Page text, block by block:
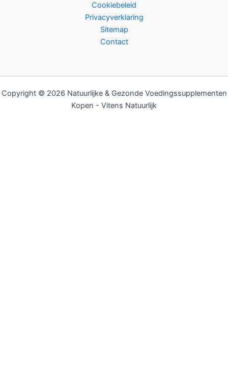
Cookiebeleid
Privacyverklaring
Sitemap
Contact
Copyright © 2026 Natuurlijke & Gezonde Voedingssupplementen
Kopen - Vitens Natuurlijk